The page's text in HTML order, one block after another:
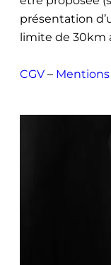
présentation
limite de 30km
CGV –